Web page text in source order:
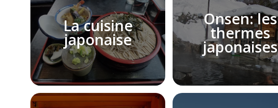
La cuisine
japonaise
Onsen: les
thermes
japonaises